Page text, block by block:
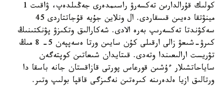
كولىك قۇرالدارىن تەكسەرۋ راسىمدەرى جەڭىلدەپ، ۋاقىت 1
مينۋتقا دەيىن قىسقاردى. ال ونلاين جۇيە قۇجاتتاردى 45
سەكۋندتا تەكسەرىپ بەرە الادى. شەكارالىق وتكىزۋ پۋنكتىنىڭ
كىرۋ-شىعۋ زالى ارقىلى كۇن سايىن ورتا ەسەپپەن 5- 8 مىڭ
تۋريست ارالىعىندا وتەدى. قىتايدان شىعاتىن كوپتەگەن
ساياحاتشىلار ءۇشىن قورعاس پورتى قازاقستان جانە باسقا دا
ورتالىق ازيا ەلدەرىنە كىرەتىن نەگىزگى قاقپا بولىپ وتىر.